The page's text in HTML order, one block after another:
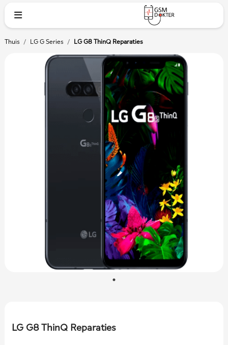
Thuis / LG G Series / LG G8 ThinQ Reparaties
LG G8 ThinQ Reparaties